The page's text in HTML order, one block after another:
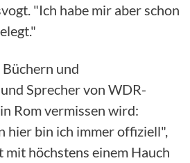
"Ich habe mir aber schon
und
Sprecher von WDR-
Rom vermissen wird:
hier bin ich immer offiziell",
mit höchstens einem Hauch